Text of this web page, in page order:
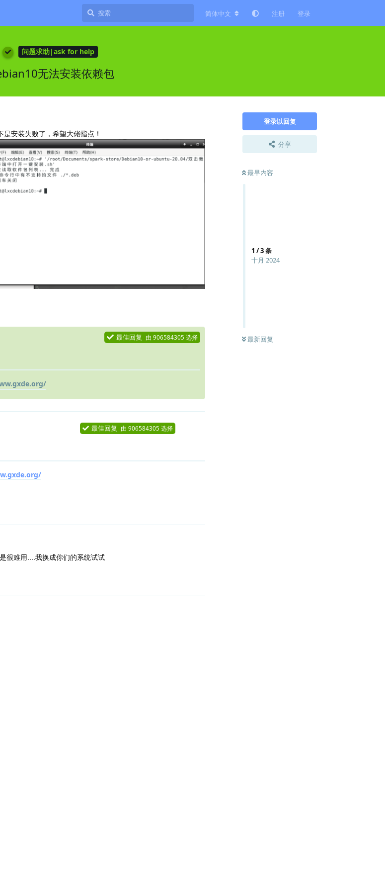
简体中文 注册 登录
问题求助|ask for help
无法安装依赖包
登录以回复
分享
最早内容
1 /3条
十月 2024
最新回复
安装失败了，希望大佬指点！
最佳回复 由 906584305 选择
最佳回复 由 906584305 选择
很难用....我换成你们的系统试试